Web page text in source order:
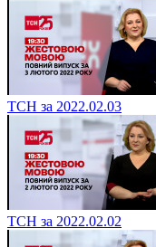
ТСН за 2022.02.03
ТСН за 2022.02.02